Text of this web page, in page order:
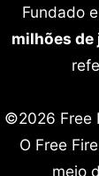
Fundado
milhões de
©2026 Free
O Free
meio